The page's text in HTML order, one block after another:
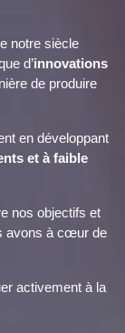
notre siècle
d’innovations
de produire
en développant
et à faible
nos objectifs et
avons à cœur de
activement à la